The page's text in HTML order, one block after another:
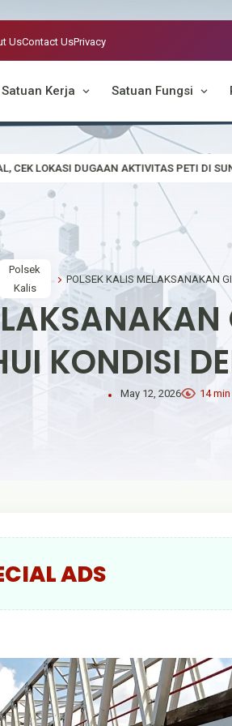
UsContact UsPrivacy
Satuan Kerja Satuan Fungsi
PETI DI SUNGAI EMPALAK Polsek
Polsek
Kalis
KONDISI
May 12, 2026 14
ADS